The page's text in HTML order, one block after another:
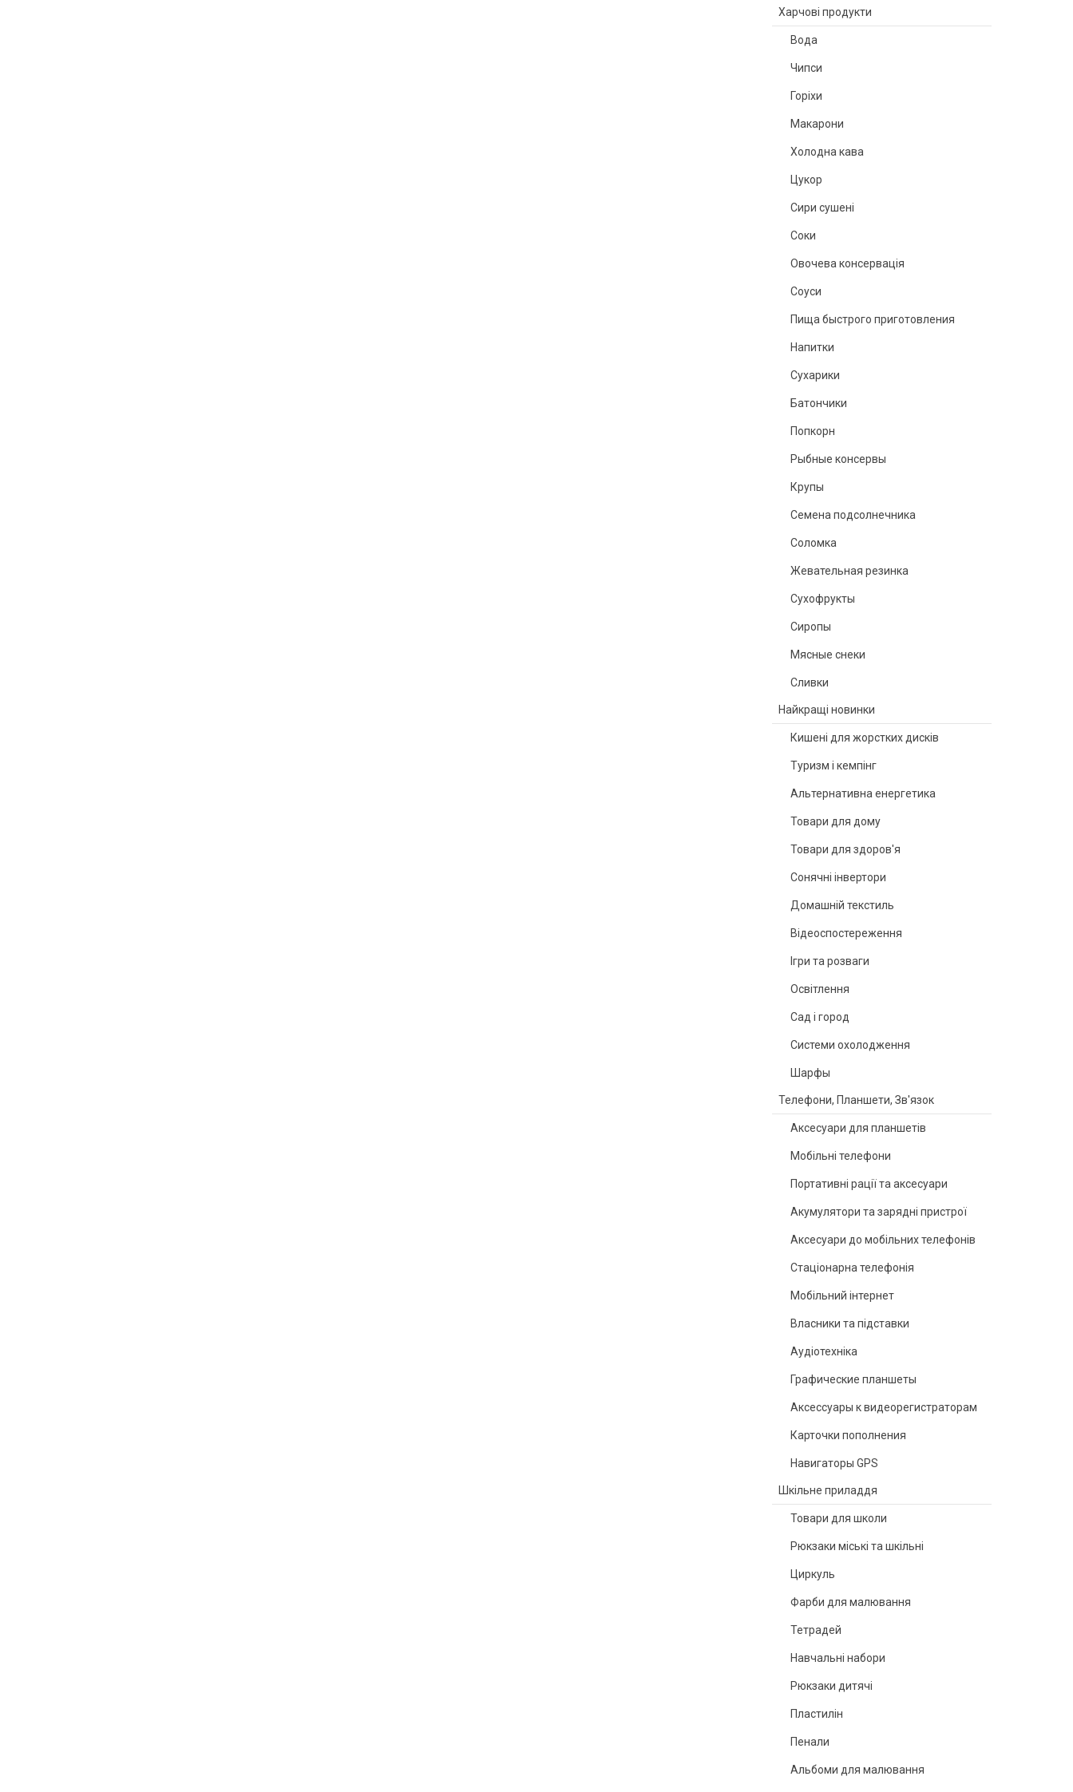
Харчові продукти
Вода
Чипси
Горіхи
Макарони
Холодна кава
Цукор
Сири сушені
Соки
Овочева консервація
Соуси
Пища быстрого приготовления
Напитки
Сухарики
Батончики
Попкорн
Рыбные консервы
Крупы
Семена подсолнечника
Соломка
Жевательная резинка
Сухофрукты
Сиропы
Мясные снеки
Сливки
Найкращі новинки
Кишені для жорстких дисків
Туризм і кемпінг
Альтернативна енергетика
Товари для дому
Товари для здоров'я
Сонячні інвертори
Домашній текстиль
Відеоспостереження
Ігри та розваги
Освітлення
Сад і город
Системи охолодження
Шарфы
Телефони, Планшети, Зв'язок
Аксесуари для планшетів
Мобільні телефони
Портативні рації та аксесуари
Акумулятори та зарядні пристрої
Аксесуари до мобільних телефонів
Стаціонарна телефонія
Мобільний інтернет
Власники та підставки
Аудіотехніка
Графические планшеты
Аксессуары к видеорегистраторам
Карточки пополнения
Навигаторы GPS
Шкільне приладдя
Товари для школи
Рюкзаки міські та шкільні
Циркуль
Фарби для малювання
Тетрадей
Навчальні набори
Рюкзаки дитячі
Пластилін
Пенали
Альбоми для малювання